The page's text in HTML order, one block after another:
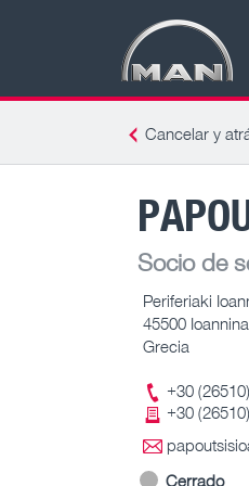
Cancelar y
Socio de
Periferiaki
45500 Ioannina
Grecia
+30
+30
Cerrado